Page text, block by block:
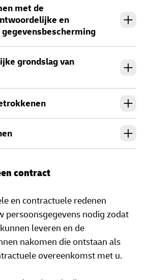
met de
en
grondslag van
contract
en contractuele redenen
persoonsgegevens nodig zodat
leveren en de
nakomen die ontstaan als
overeenkomst met u.